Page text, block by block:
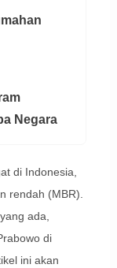
Negara
di Indonesia,
rendah (MBR).
ada,
di
ini akan